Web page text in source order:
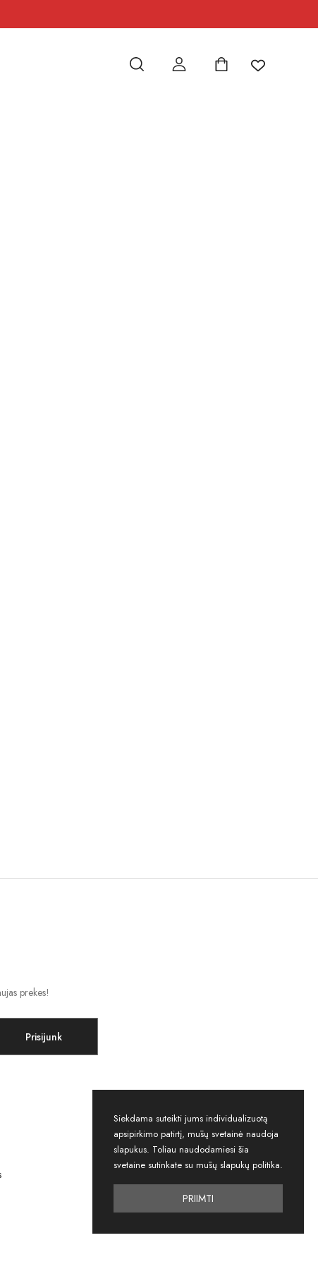
prekes!
Prisijunk
Siekdama suteikti jums individualizuotą
apsipirkimo patirtį, mūsų svetainė naudoja
slapukus. Toliau naudodamiesi šia
svetaine sutinkate su mūsų slapukų politika.
PRIIMTI